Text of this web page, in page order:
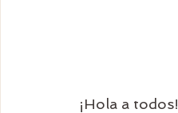
¡Hola a todos!